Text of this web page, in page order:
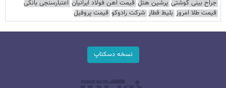
جراح بینی گوشتی پرشین هتل قیمت آهن فولاد ایرانیان اعتبارسنجی بانکی
قیمت طلا امروز بلیط قطار شرکت رادوکو قیمت پروفیل
نسخه دسکتاپ